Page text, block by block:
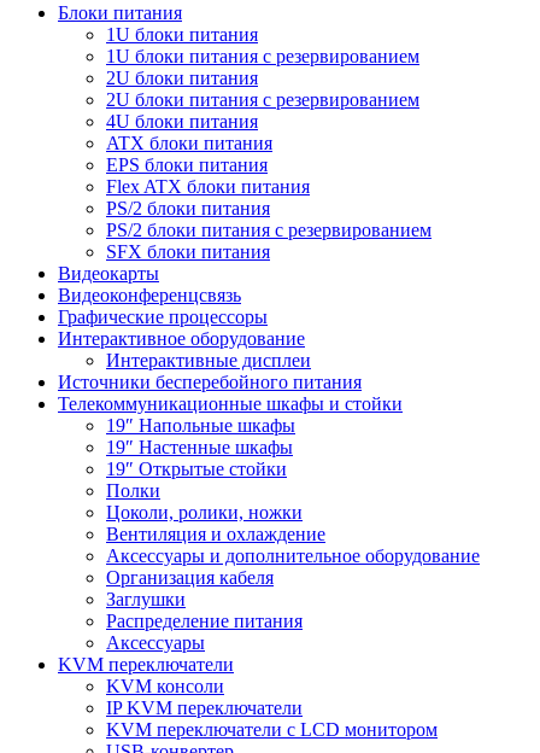
Блоки питания
1U блоки питания
1U блоки питания с резервированием
2U блоки питания
2U блоки питания с резервированием
4U блоки питания
ATX блоки питания
EPS блоки питания
Flex ATX блоки питания
PS/2 блоки питания
PS/2 блоки питания с резервированием
SFX блоки питания
Видеокарты
Видеоконференцсвязь
Графические процессоры
Интерактивное оборудование
Интерактивные дисплеи
Источники бесперебойного питания
Телекоммуникационные шкафы и стойки
19″ Напольные шкафы
19″ Настенные шкафы
19″ Открытые стойки
Полки
Цоколи, ролики, ножки
Вентиляция и охлаждение
Аксессуары и дополнительное оборудование
Организация кабеля
Заглушки
Распределение питания
Аксессуары
KVM переключатели
KVM консоли
IP KVM переключатели
KVM переключатели с LCD монитором